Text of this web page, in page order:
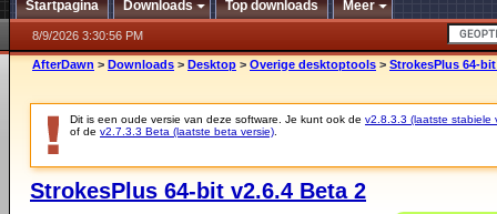
Startpagina Downloads Top downloads Meer
8/9/2026 3:30:56 PM
AfterDawn > Downloads > Desktop > Overige desktoptools > StrokesPlus 64-bit
Dit is een oude versie van deze software. Je kunt ook de v2.8.3.3 (laatste stabiele
of de v2.7.3.3 Beta (laatste beta versie)
StrokesPlus 64-bit v2.6.4 Beta 2